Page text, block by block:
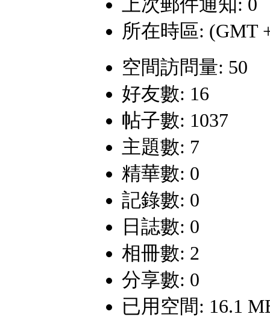
所在時區: (GMT
空間訪問量: 50
好友數: 16
帖子數: 1037
主題數: 7
精華數: 0
記錄數: 0
日誌數: 0
相冊數: 2
分享數: 0
已用空間: 16.1